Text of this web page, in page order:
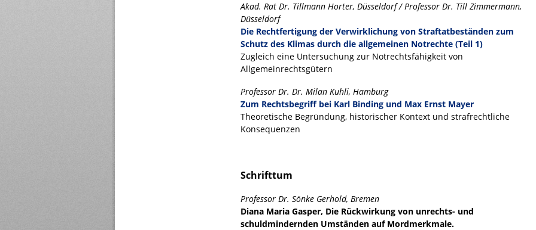
Akad. Rat Dr. Tillmann Horter, Düsseldorf / Professor Dr. Till Zimmermann,
Düsseldorf
Die Rechtfertigung der Verwirklichung von Straftatbeständen zum
Schutz des Klimas durch die allgemeinen Notrechte (Teil 1)
Zugleich eine Untersuchung zur Notrechtsfähigkeit von
Allgemeinrechtsgütern
Professor Dr. Dr. Milan Kuhli, Hamburg
Zum Rechtsbegriff bei Karl Binding und Max Ernst Mayer
Theoretische Begründung, historischer Kontext und strafrechtliche
Konsequenzen
Schrifttum
Professor Dr. Sönke Gerhold, Bremen
Diana Maria Gasper, Die Rückwirkung von unrechts- und
schuldmindernden Umständen auf Mordmerkmale.